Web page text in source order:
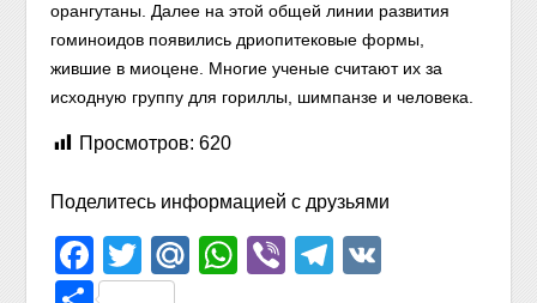
орангутаны. Далее на этой общей линии развития
гоминоидов появились дриопитековые формы,
жившие в миоцене. Многие ученые считают их за
исходную группу для гориллы, шимпанзе и человека.
Просмотров: 620
Поделитесь информацией с друзьями
Facebook
TwitterMail.Ru
WhatsApp
ViberTelegram